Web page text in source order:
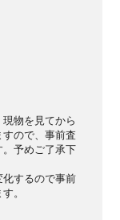
物を見てから
ので、事前査
。予めご了承下
するので事前
。